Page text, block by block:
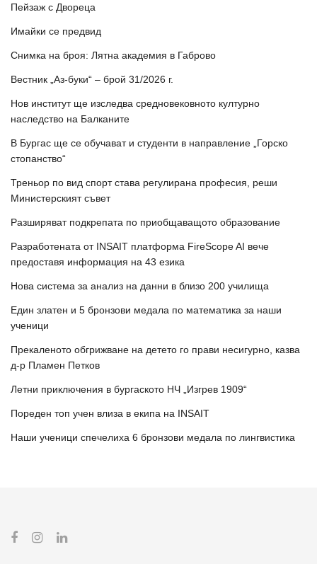
Пейзаж с Двореца
Имайки се предвид
Снимка на броя: Лятна академия в Габрово
Вестник „Аз-буки“ – брой 31/2026 г.
Нов институт ще изследва средновековното културно
наследство на Балканите
В Бургас ще се обучават и студенти в направление „Горско
стопанство“
Треньор по вид спорт става регулирана професия, реши
Министерският съвет
Разширяват подкрепата по приобщаващото образование
Разработената от INSAIT платформа FireScope AI вече
предоставя информация на 43 езика
Нова система за анализ на данни в близо 200 училища
Един златен и 5 бронзови медала по математика за наши
ученици
Прекаленото обгрижване на детето го прави несигурно, казва
д-р Пламен Петков
Летни приключения в бургаското НЧ „Изгрев 1909“
Пореден топ учен влиза в екипа на INSAIT
Наши ученици спечелиха 6 бронзови медала по лингвистика